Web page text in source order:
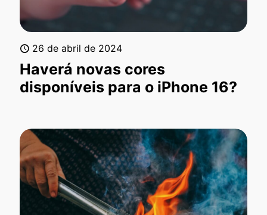
26 de abril de 2024
Haverá novas cores
disponíveis para o iPhone 16?